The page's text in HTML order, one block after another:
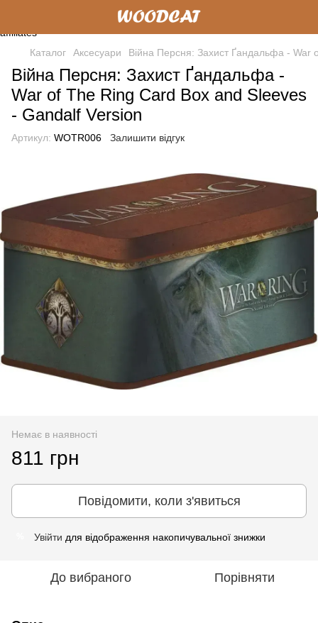
Каталог Аксесуари Війна Персня: Захист Ґандальфа -
Війна Персня: Захист Ґандальфа -
War of The Ring Card Box and Sleeves
- Gandalf Version
Артикул: WOTR006 Залишити відгук
Немає в наявності
811 грн
Повідомити, коли з'явиться
Увійти для відображення накопичувальної знижки
До вибраного Порівняти